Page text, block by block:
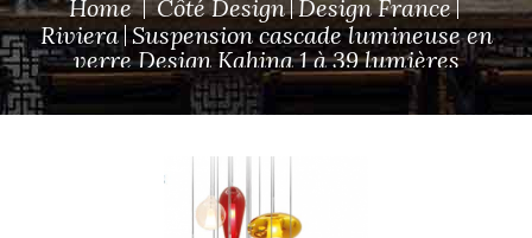
Home Côté Design Design France
Riviera Suspension cascade lumineuse en
verre Design Kahina 1 à 39 lumières